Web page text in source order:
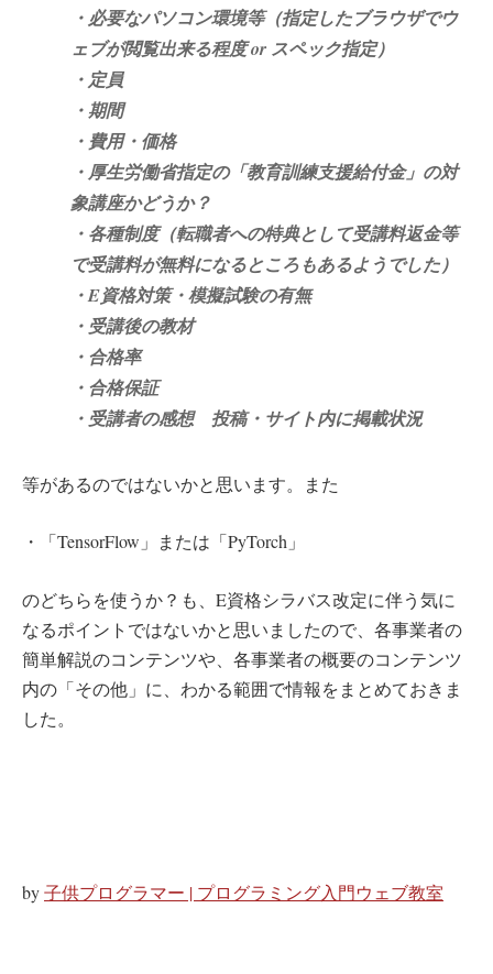
・必要なパソコン環境等（指定したブラウザでウ
ェブが閲覧出来る程度 or スペック指定）
・定員
・期間
・費用・価格
・厚生労働省指定の「教育訓練支援給付金」の対
象講座かどうか？
・各種制度（転職者への特典として受講料返金等
で受講料が無料になるところもあるようでした）
・E資格対策・模擬試験の有無
・受講後の教材
・合格率
・合格保証
・受講者の感想 投稿・サイト内に掲載状況
等があるのではないかと思います。また
・「TensorFlow」または「PyTorch」
のどちらを使うか？も、E資格シラバス改定に伴う気に
なるポイントではないかと思いましたので、各事業者の
簡単解説のコンテンツや、各事業者の概要のコンテンツ
内の「その他」に、わかる範囲で情報をまとめておきま
した。
by子供プログラマー | プログラミング入門ウェブ教室